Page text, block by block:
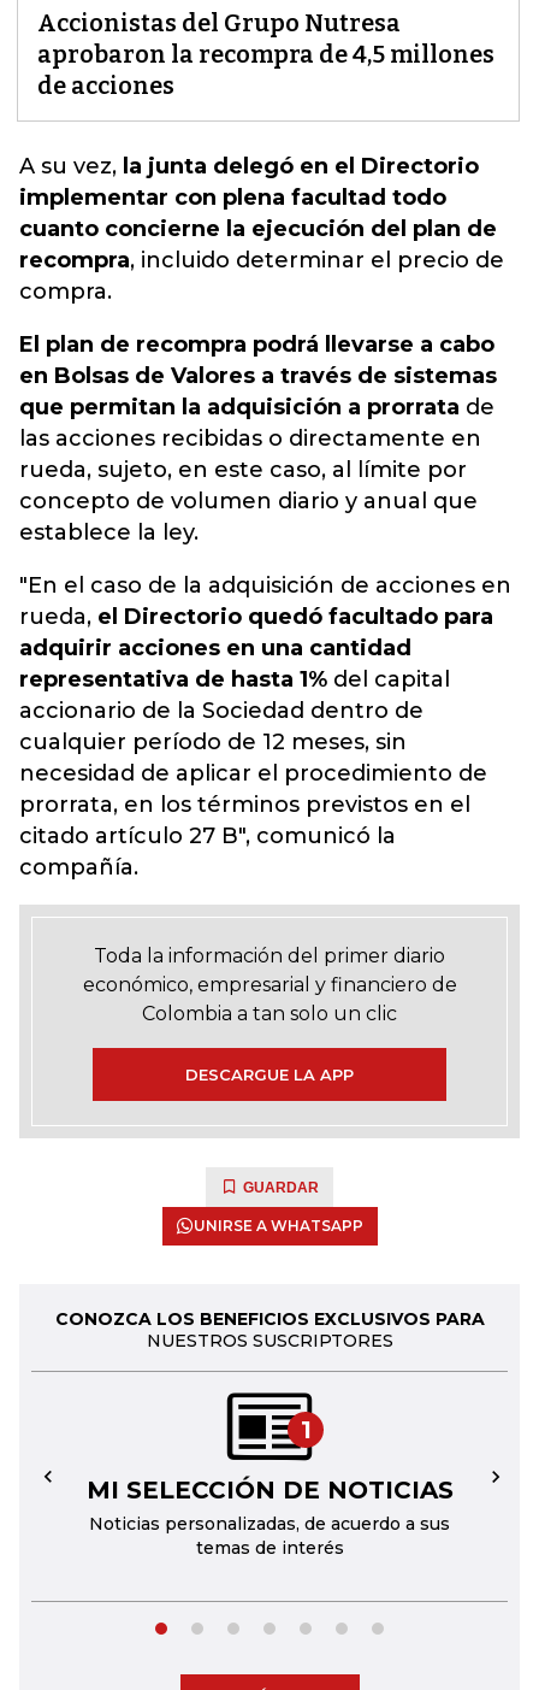
Accionistas del Grupo Nutresa
aprobaron la recompra de 4,5 millones
de acciones
A su vez, la junta delegó en el Directorio
implementar con plena facultad todo
cuanto concierne la ejecución del plan de
recompra, incluido determinar el precio de
compra.
El plan de recompra podrá llevarse a cabo
en Bolsas de Valores a través de sistemas
que permitan la adquisición a prorrata de
las acciones recibidas o directamente en
rueda, sujeto, en este caso, al límite por
concepto de volumen diario y anual que
establece la ley.
"En el caso de la adquisición de acciones en
rueda, el Directorio quedó facultado para
adquirir acciones en una cantidad
representativa de hasta 1% del capital
accionario de la Sociedad dentro de
cualquier período de 12 meses, sin
necesidad de aplicar el procedimiento de
prorrata, en los términos previstos en el
citado artículo 27 B", comunicó la
compañía.
Toda la información del primer diario
económico, empresarial y financiero de
Colombia a tan solo un clic
DESCARGUE LA APP
GUARDAR
UNIRSE A WHATSAPP
CONOZCA LOS BENEFICIOS EXCLUSIVOS PARA
NUESTROS SUSCRIPTORES
1
MI SELECCIÓN DE NOTICIAS
Noticias personalizadas, de acuerdo a sus
temas de interés
← →